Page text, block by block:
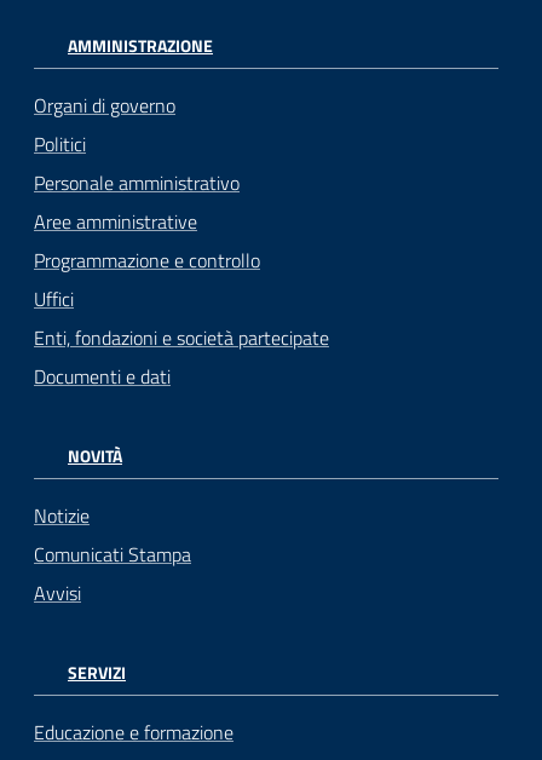
AMMINISTRAZIONE
Organi di governo
Politici
Personale amministrativo
Aree amministrative
Programmazione e controllo
Uffici
Enti, fondazioni e società partecipate
Documenti e dati
NOVITÀ
Notizie
Comunicati Stampa
Avvisi
SERVIZI
Educazione e formazione